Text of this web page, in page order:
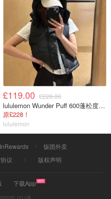
£119.00 £228.00
lululemon Wunder Puff 600蓬松度短款羽绒背心
原£228！
lululemon
InRewards
饭团外卖
议 版权声明
下载App